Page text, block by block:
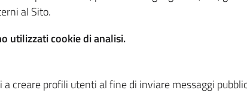
al Sito.
utilizzati cookie di analisi.
a creare profili utenti al fine di inviare messaggi